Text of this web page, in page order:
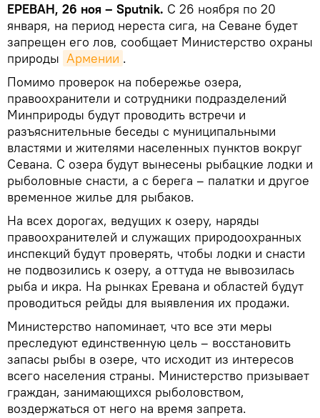
ЕРЕВАН, 26 ноя – Sputnik. С 26 ноября по 20
января, на период нереста сига, на Севане будет
запрещен его лов, сообщает Министерство охраны
природы Армении .
Помимо проверок на побережье озера,
правоохранители и сотрудники подразделений
Минприроды будут проводить встречи и
разъяснительные беседы с муниципальными
властями и жителями населенных пунктов вокруг
Севана. С озера будут вынесены рыбацкие лодки и
рыболовные снасти, а с берега – палатки и другое
временное жилье для рыбаков.
На всех дорогах, ведущих к озеру, наряды
правоохранителей и служащих природоохранных
инспекций будут проверять, чтобы лодки и снасти
не подвозились к озеру, а оттуда не вывозилась
рыба и икра. На рынках Еревана и областей будут
проводиться рейды для выявления их продажи.
Министерство напоминает, что все эти меры
преследуют единственную цель – восстановить
запасы рыбы в озере, что исходит из интересов
всего населения страны. Министерство призывает
граждан, занимающихся рыболовством,
воздержаться от него на время запрета.